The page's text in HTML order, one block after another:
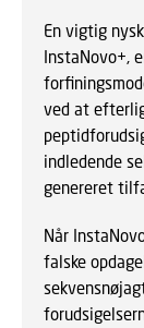
En vigtig
InstaNovo+,
ved at
indledende
genereret
Når
falske